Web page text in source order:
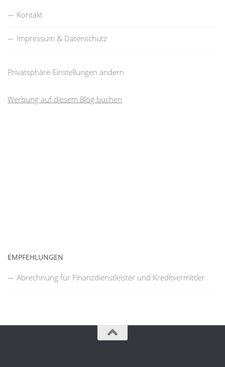
Kontakt
Impressum & Datenschutz
Privatsphäre-Einstellungen ändern
Werbung auf diesem Blog buchen
EMPFEHLUNGEN
Abrechnung für Finanzdienstleister und Kreditvermittler